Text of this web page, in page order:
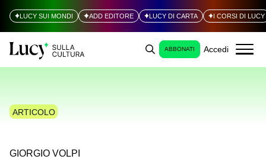
LUCY SUI MONDI ADD EDITORE LUCY DI CARTA I CORSI DI LUCY
ABBONATI Accedi
ARTICOLO
GIORGIO VOLPI